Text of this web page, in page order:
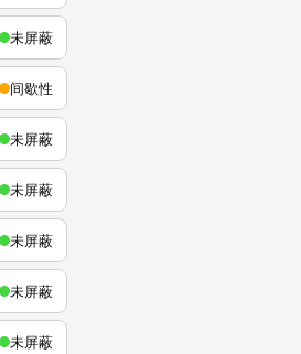
未屏蔽
间歇性
未屏蔽
未屏蔽
未屏蔽
未屏蔽
未屏蔽